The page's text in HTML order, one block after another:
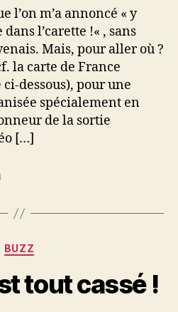
les
Ch’tis
:
le
jeu
!!!
l’on m’a annoncé « y
l’carette !« , sans
Mais, pour aller où ?
la carte de France
dessous), pour une
spécialement en
de la sortie
[…]
Catégories
BUZZ
tout cassé !